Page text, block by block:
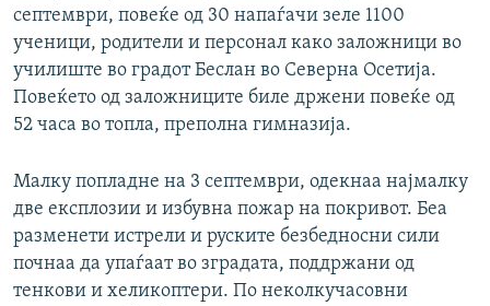
септември, повеќе од 30 напаѓачи зеле 1100
ученици, родители и персонал како заложници во
училиште во градот Беслан во Северна Осетија.
Повеќето од заложниците биле држени повеќе од
52 часа во топла, преполна гимназија.
Малку попладне на 3 септември, одекнаа најмалку
две експлозии и избувна пожар на покривот. Беа
разменети истрели и руските безбедносни сили
почнаа да упаѓаат во зградата, поддржани од
тенкови и хеликоптери. По неколкучасовни